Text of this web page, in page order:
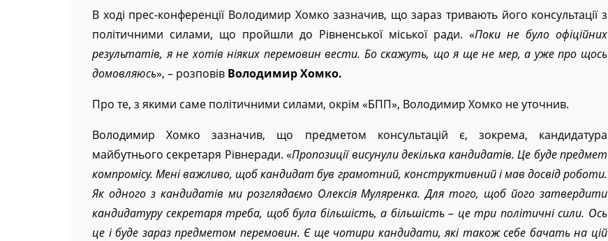
В ході прес-конференції Володимир Хомко зазначив, що зараз тривають його консультації з
політичними силами, що пройшли до Рівненської міської ради. «Поки не було офіційних
результатів, я не хотів ніяких перемовин вести. Бо скажуть, що я ще не мер, а уже про щось
домовляюсь», – розповів Володимир Хомко.
Про те, з якими саме політичними силами, окрім «БПП», Володимир Хомко не уточнив.
Володимир Хомко зазначив, що предметом консультацій є, зокрема, кандидатура
майбутнього секретаря Рівнеради. «Пропозиції висунули декілька кандидатів. Це буде предмет
компромісу. Мені важливо, щоб кандидат був грамотний, конструктивний і мав досвід роботи.
Як одного з кандидатів ми розглядаємо Олексія Муляренка. Для того, щоб його затвердити
кандидатуру секретаря треба, щоб була більшість, а більшість – це три політичні сили. Ось
це і буде зараз предметом перемовин. Є ще чотири кандидати, які також себе бачать на цій